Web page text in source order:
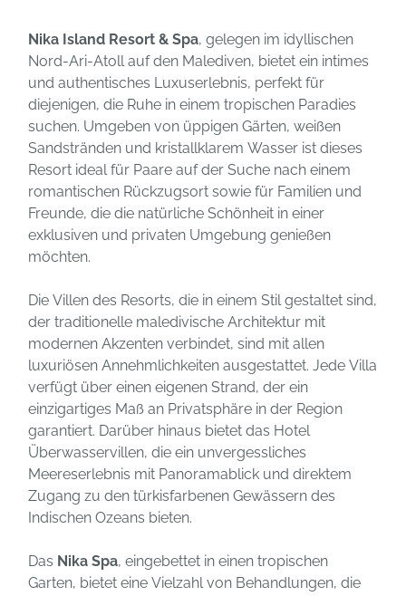
Nika Island Resort & Spa, gelegen im idyllischen
Nord-Ari-Atoll auf den Malediven, bietet ein intimes
und authentisches Luxuserlebnis, perfekt für
diejenigen, die Ruhe in einem tropischen Paradies
suchen. Umgeben von üppigen Gärten, weißen
Sandstränden und kristallklarem Wasser ist dieses
Resort ideal für Paare auf der Suche nach einem
romantischen Rückzugsort sowie für Familien und
Freunde, die die natürliche Schönheit in einer
exklusiven und privaten Umgebung genießen
möchten.
Die Villen des Resorts, die in einem Stil gestaltet sind,
der traditionelle maledivische Architektur mit
modernen Akzenten verbindet, sind mit allen
luxuriösen Annehmlichkeiten ausgestattet. Jede Villa
verfügt über einen eigenen Strand, der ein
einzigartiges Maß an Privatsphäre in der Region
garantiert. Darüber hinaus bietet das Hotel
Überwasservillen, die ein unvergessliches
Meereserlebnis mit Panoramablick und direktem
Zugang zu den türkisfarbenen Gewässern des
Indischen Ozeans bieten.
Das Nika Spa, eingebettet in einen tropischen
Garten, bietet eine Vielzahl von Behandlungen, die